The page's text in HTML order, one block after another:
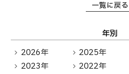
一覧に戻る
年別
2026年
2025年
2023年
2022年